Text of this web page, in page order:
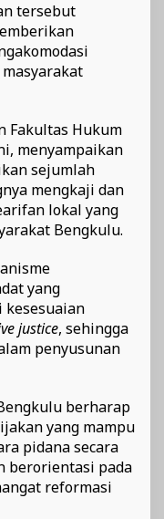
tersebut
Fakultas Hukum
menyampaikan
sejumlah
mengkaji dan
lokal yang
Bengkulu.
yang
kesesuaian
justice, sehingga
penyusunan
berharap
yang mampu
pidana secara
berorientasi pada
reformasi